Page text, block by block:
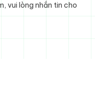
vui lòng nhắn tin cho